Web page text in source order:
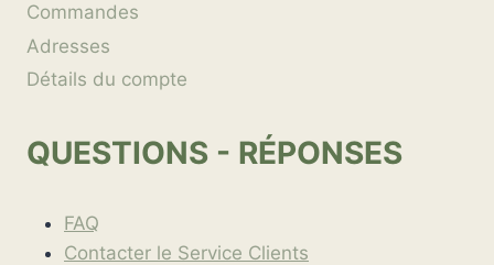
Commandes
Adresses
Détails du compte
QUESTIONS - RÉPONSES
FAQ
Contacter le Service Clients